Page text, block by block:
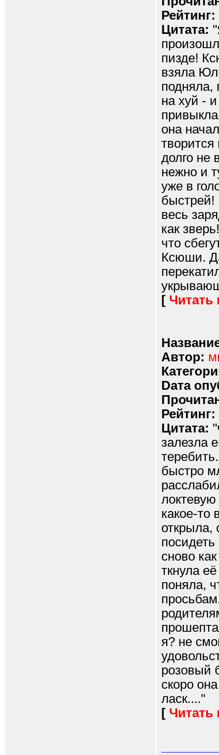
Рейтинг:
Цитата:
пизде!
взяла
подняла,
на хуй -
она
долго не
нежно и
уже в
быстрей!
весь
как
что
Ксюши.
[ Читать
Автор:
Dата
Рейтинг:
Цитата:
залезла
быстро
какое-то
открыла,
сново
ткнула
поняла,
я? не
розовый
скоро
ласк...."
[ Читать